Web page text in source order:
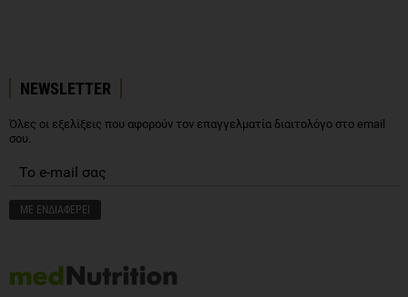
NEWSLETTER
Όλες οι εξελίξεις που αφορούν τον επαγγελματία διαιτολόγο στο email
σου.